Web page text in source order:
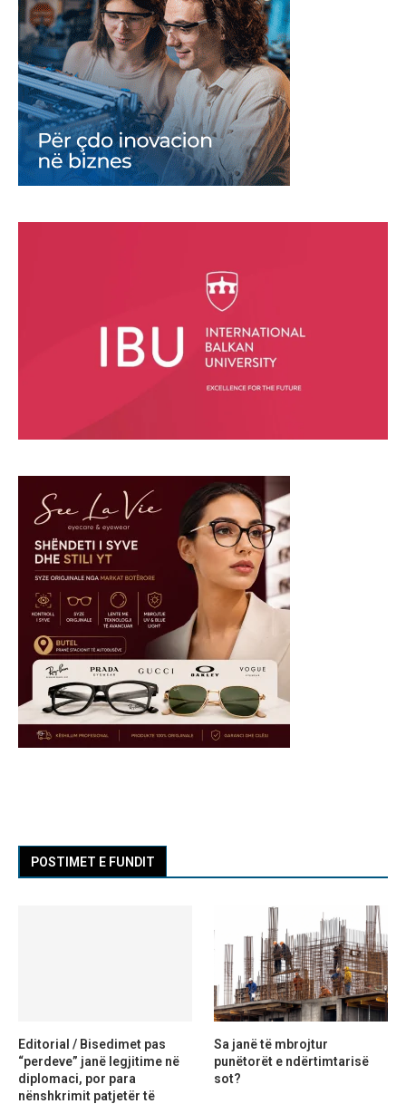
POSTIMET E FUNDIT
Editorial / Bisedimet pas
“perdeve” janë legjitime në
diplomaci, por para
nënshkrimit patjetër të
Sa janë të mbrojtur
punëtorët e ndërtimtarisë
sot?